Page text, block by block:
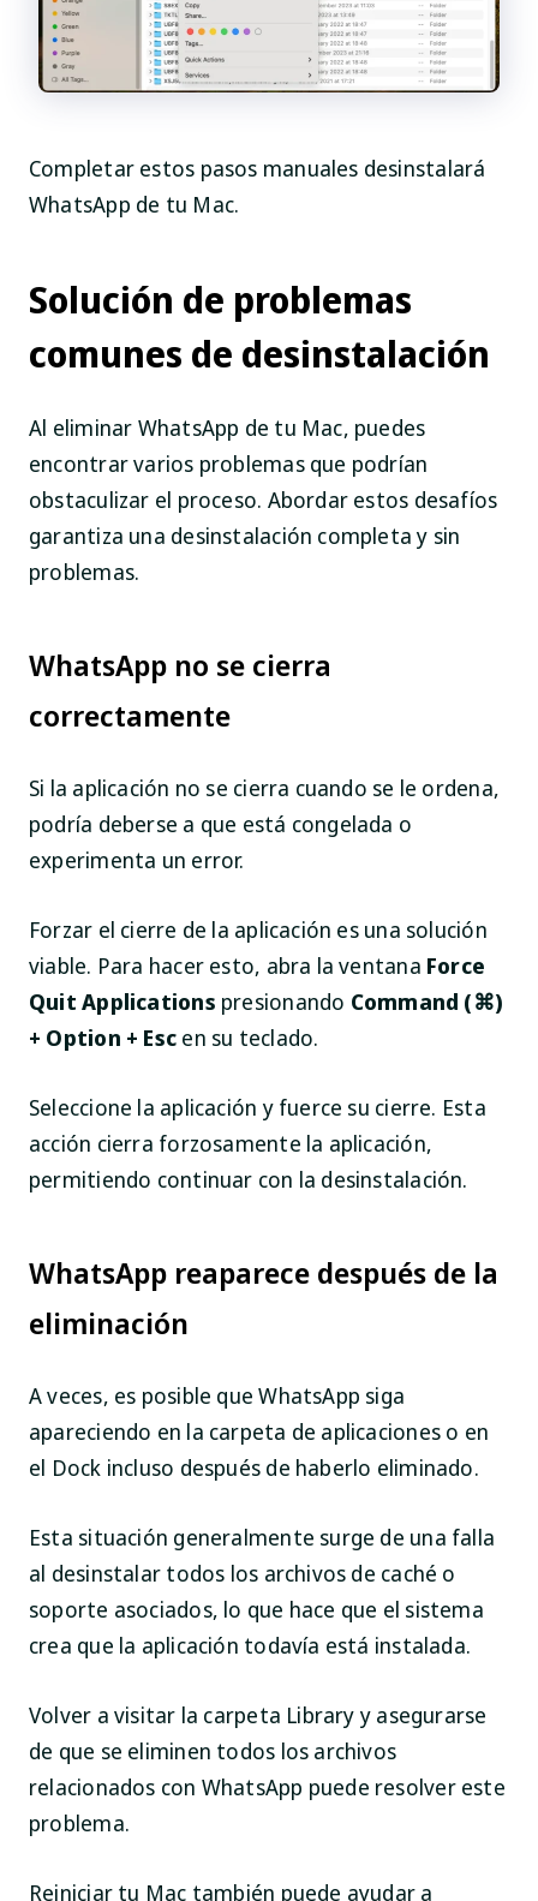
Completar estos pasos manuales desinstalará
WhatsApp de tu Mac.
Solución de problemas
comunes de desinstalación
Al eliminar WhatsApp de tu Mac, puedes
encontrar varios problemas que podrían
obstaculizar el proceso. Abordar estos desafíos
garantiza una desinstalación completa y sin
problemas.
WhatsApp no se cierra
correctamente
Si la aplicación no se cierra cuando se le ordena,
podría deberse a que está congelada o
experimenta un error.
Forzar el cierre de la aplicación es una solución
viable. Para hacer esto, abra la ventana Force
Quit Applications presionando Command (⌘)
+ Option + Esc en su teclado.
Seleccione la aplicación y fuerce su cierre. Esta
acción cierra forzosamente la aplicación,
permitiendo continuar con la desinstalación.
WhatsApp reaparece después de la
eliminación
A veces, es posible que WhatsApp siga
apareciendo en la carpeta de aplicaciones o en
el Dock incluso después de haberlo eliminado.
Esta situación generalmente surge de una falla
al desinstalar todos los archivos de caché o
soporte asociados, lo que hace que el sistema
crea que la aplicación todavía está instalada.
Volver a visitar la carpeta Library y asegurarse
de que se eliminen todos los archivos
relacionados con WhatsApp puede resolver este
problema.
Reiniciar tu Mac también puede ayudar a